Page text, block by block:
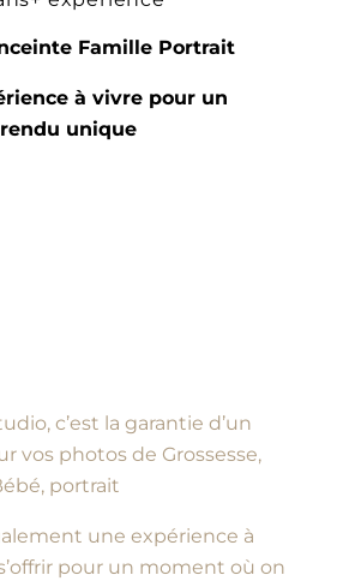
Famille Portrait
à vivre pour un
rendu unique
c’est la garantie d’un
vos photos de Grossesse,
portrait
une expérience à
pour un moment où on